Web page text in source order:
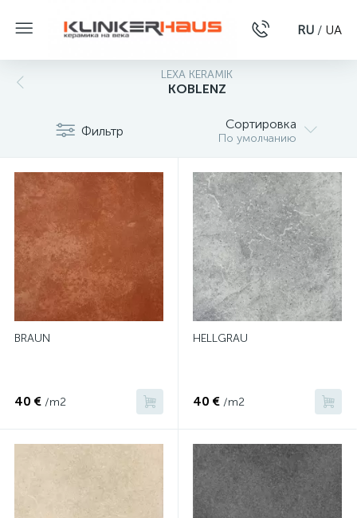
RU / UA
LEXA KERAMIK
KOBLENZ
Фильтр Сортировка
По умолчанию
BRAUN
40 € /m2
HELLGRAU
40 € /m2